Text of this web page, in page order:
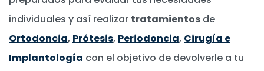
individuales y así realizar tratamientos de
Ortodoncia, Prótesis, Periodoncia, Cirugía e
Implantología con el objetivo de devolverle a tu